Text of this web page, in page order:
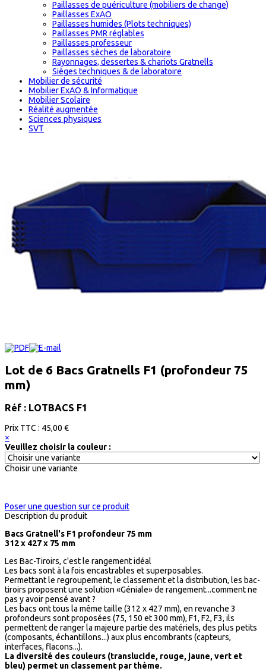
Paillasses de puériculture (mobiliers de change)
Paillasses ExAO
Paillasses humides (Plots techniques)
Paillasses PMR réglables
Paillasses professeur
Paillasses sèches de laboratoire
Rayonnages, dessertes & chariots Gratnells
Sièges techniques & de laboratoire
Mobilier de sécurité
Mobilier ExAO & Informatique
Mobilier Scolaire
Réalité augmentée
Sciences physiques
SVT
Lot de 6 Bacs Gratnells F1 (profondeur 75
mm)
Réf : LOTBACS F1
Prix ​​TTC : 45,00 €
×
Veuillez choisir la couleur :
Choisir une variante
Poser une question sur ce produit
Description du produit
Bacs Gratnell's F1 profondeur 75 mm
312 x 427 x 75 mm
Les Bac-Tiroirs, c'est le rangement idéal
Les bacs sont à la fois encastrables et superposables.
Permettant le regroupement, le classement et la distribution, les bac-
tiroirs proposent une solution «Géniale» de rangement...comment ne
pas y avoir pensé avant ?
Les bacs ont tous la même taille (312 x 427 mm), en revanche 3
profondeurs sont proposées (75, 150 et 300 mm), F1, F2, F3, ils
permettent de ranger la majeure partie des matériels, des plus petits
(composants, échantillons...) aux plus encombrants (capteurs,
interfaces, flacons...).
La diversité des couleurs (translucide, rouge, jaune, vert et
bleu) permet un classement par thème.